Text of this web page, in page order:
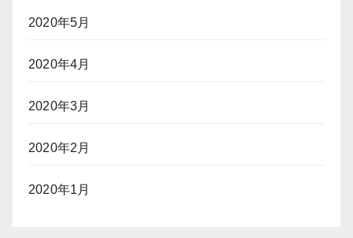
2020年5月
2020年4月
2020年3月
2020年2月
2020年1月